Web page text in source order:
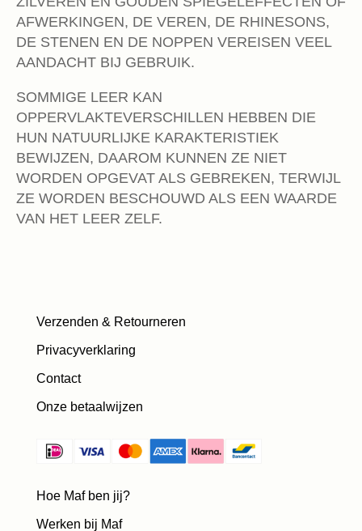
AFWERKINGEN, DE VEREN, DE RHINESONS,
DE STENEN EN DE NOPPEN VEREISEN VEEL
AANDACHT BIJ GEBRUIK.
SOMMIGE LEER KAN
OPPERVLAKTEVERSCHILLEN HEBBEN DIE
HUN NATUURLIJKE KARAKTERISTIEK
BEWIJZEN, DAAROM KUNNEN ZE NIET
WORDEN OPGEVAT ALS GEBREKEN, TERWIJL
ZE WORDEN BESCHOUWD ALS EEN WAARDE
VAN HET LEER ZELF.
Verzenden & Retourneren
Privacyverklaring
Contact
Onze betaalwijzen
Hoe Maf ben jij?
Werken bij Maf